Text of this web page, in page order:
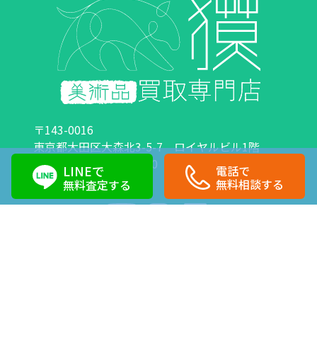
LINEで
無料査定する
電話で
無料相談する
〒143-0016
東京都大田区大森北3-5-7 ロイヤルビル1階
営業時間：10:00～18:00 定休日：日曜日・祝日
0120-89-0007 03-6423-1033